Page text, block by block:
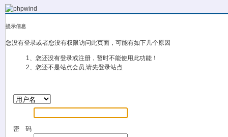
提示信息
您没有登录或者您没有权限访问此页面，可能有如下几个原因
1、您还没有登录或注册，暂时不能使用此功能！
2、您还不是站点会员,请先登录站点
密 码